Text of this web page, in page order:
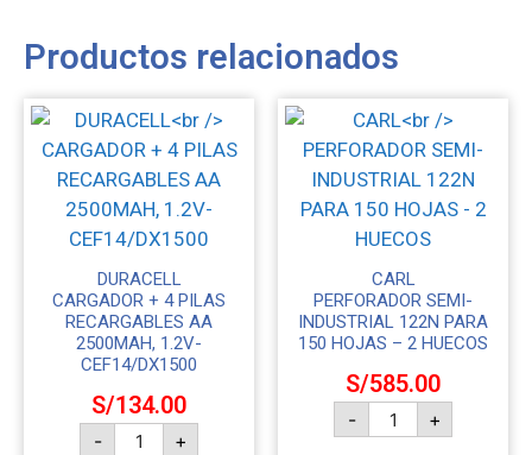
Productos relacionados
DURACELL
CARGADOR + 4 PILAS
RECARGABLES AA
2500MAH, 1.2V-
CEF14/DX1500
S/134.00
- +
CARL
PERFORADOR SEMI-
INDUSTRIAL 122N PARA
150 HOJAS – 2 HUECOS
S/585.00
- +